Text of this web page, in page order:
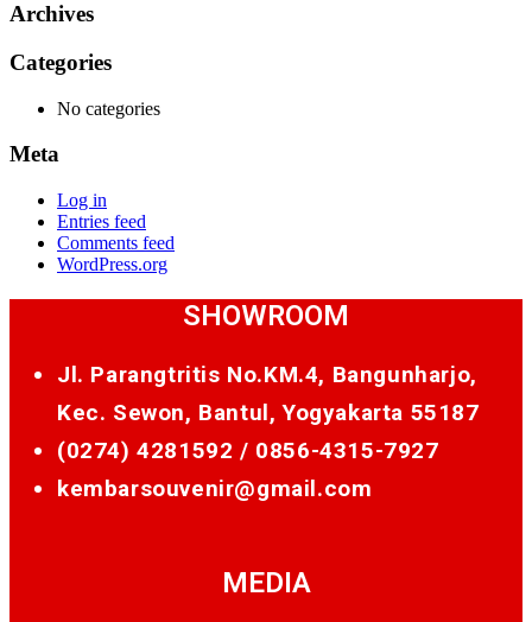
Archives
Categories
No categories
Meta
Log in
Entries feed
Comments feed
WordPress.org
SHOWROOM
Jl. Parangtritis No.KM.4, Bangunharjo,
Kec. Sewon, Bantul, Yogyakarta 55187
(0274) 4281592 / 0856-4315-7927
kembarsouvenir@gmail.com
MEDIA